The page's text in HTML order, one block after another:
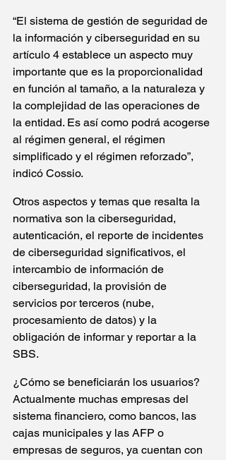
“El sistema de gestión de seguridad de
la información y ciberseguridad en su
artículo 4 establece un aspecto muy
importante que es la proporcionalidad
en función al tamaño, a la naturaleza y
la complejidad de las operaciones de
la entidad. Es así como podrá acogerse
al régimen general, el régimen
simplificado y el régimen reforzado”,
indicó Cossio.
Otros aspectos y temas que resalta la
normativa son la ciberseguridad,
autenticación, el reporte de incidentes
de ciberseguridad significativos, el
intercambio de información de
ciberseguridad, la provisión de
servicios por terceros (nube,
procesamiento de datos) y la
obligación de informar y reportar a la
SBS.
¿Cómo se beneficiarán los usuarios?
Actualmente muchas empresas del
sistema financiero, como bancos, las
cajas municipales y las AFP o
empresas de seguros, ya cuentan con